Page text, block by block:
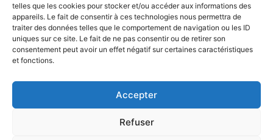
telles que les cookies pour stocker et/ou accéder aux informations des
appareils. Le fait de consentir à ces technologies nous permettra de
traiter des données telles que le comportement de navigation ou les ID
uniques sur ce site. Le fait de ne pas consentir ou de retirer son
consentement peut avoir un effet négatif sur certaines caractéristiques
et fonctions.
Accepter
Refuser
© Gouvernement du Québec, 2026
Plan du site
Accessibilité
Accès à l'information
Déclaration de services